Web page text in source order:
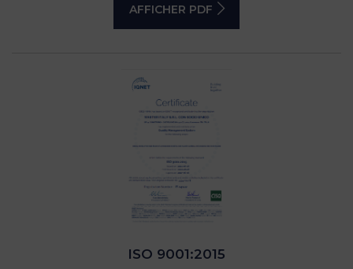
AFFICHER PDF
ISO 9001:2015